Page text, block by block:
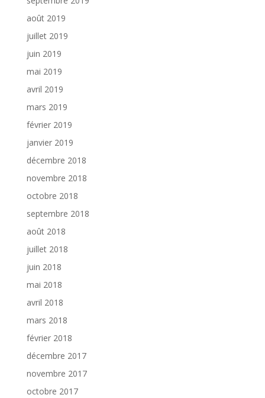
août 2019
juillet 2019
juin 2019
mai 2019
avril 2019
mars 2019
février 2019
janvier 2019
décembre 2018
novembre 2018
octobre 2018
septembre 2018
août 2018
juillet 2018
juin 2018
mai 2018
avril 2018
mars 2018
février 2018
décembre 2017
novembre 2017
octobre 2017